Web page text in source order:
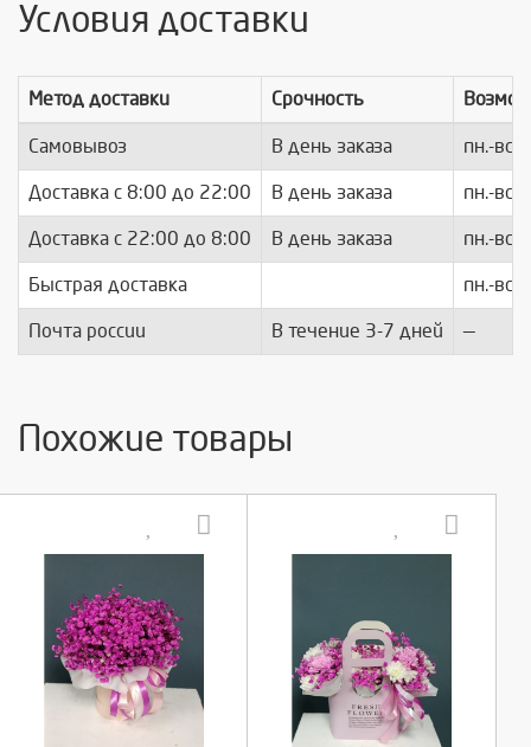
Условия доставки
Метод доставки Срочность
Самовывоз В день заказа пн.-вс.
Доставка c 8:00 до 22:00 В день заказа пн.-вс.
Доставка с 22:00 до 8:00 В день заказа пн.-вс.
Быстрая доставка пн.-вс.
Почта россии В течение 3-7 дней —
Похожие товары
Выберите количество: Выберите количество: